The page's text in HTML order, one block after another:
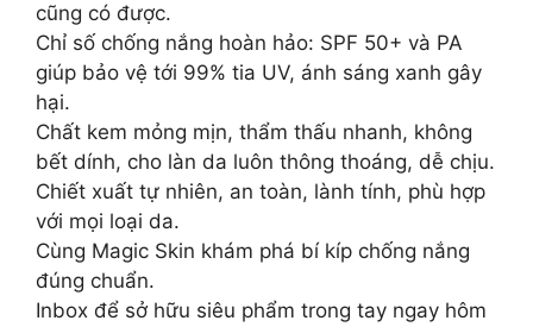
cũng có được.
Chỉ số chống nắng hoàn hảo: SPF 50+ và PA
giúp bảo vệ tới 99% tia UV, ánh sáng xanh gây
hại.
Chất kem mỏng mịn, thẩm thấu nhanh, không
bết dính, cho làn da luôn thông thoáng, dễ chịu.
Chiết xuất tự nhiên, an toàn, lành tính, phù hợp
với mọi loại da.
Cùng Magic Skin khám phá bí kíp chống nắng
đúng chuẩn.
Inbox để sở hữu siêu phẩm trong tay ngay hôm